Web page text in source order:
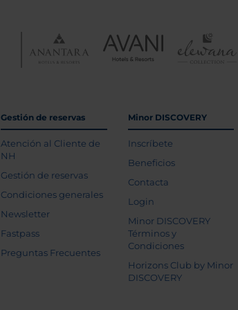
Gestión de reservas
Atención al Cliente de
NH
Gestión de reservas
Condiciones generales
Newsletter
Fastpass
Preguntas Frecuentes
Minor DISCOVERY
Inscríbete
Beneficios
Contacta
Login
Minor DISCOVERY
Términos y
Condiciones
Horizons Club by Minor
DISCOVERY